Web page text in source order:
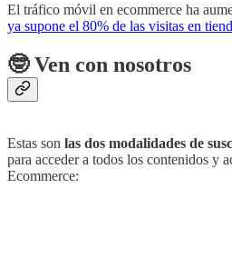
El tráfico móvil en ecommerce ha
ya supone el 80% de las visitas en
🤓 Ven con nosotros
Estas son las dos modalidades de
para acceder a todos los contenidos y
Ecommerce: